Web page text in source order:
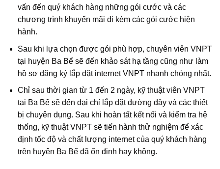
vấn đến quý khách hàng những gói cước và các
chương trình khuyến mãi đi kèm các gói cước hiện
hành.
Sau khi lựa chọn được gói phù hợp, chuyên viên VNPT
tại huyện Ba Bể sẽ đến khảo sát hạ tầng cũng như làm
hồ sơ đăng ký lắp đặt internet VNPT nhanh chóng nhất.
Chỉ sau thời gian từ 1 đến 2 ngày, kỹ thuật viên VNPT
tại Ba Bể sẽ đến đại chỉ lắp đặt đường dây và các thiết
bị chuyên dụng. Sau khi hoàn tất kết nối và kiểm tra hệ
thống, kỹ thuật VNPT sẽ tiến hành thử nghiệm để xác
định tốc độ và chất lượng internet của quý khách hàng
trên huyện Ba Bể đã ổn định hay không.